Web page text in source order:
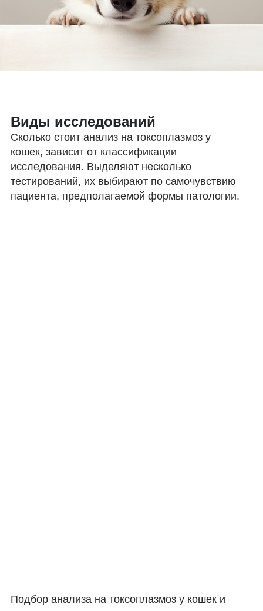
Виды исследований
Сколько стоит анализ на токсоплазмоз у
кошек, зависит от классификации
исследования. Выделяют несколько
тестирований, их выбирают по самочувствию
пациента, предполагаемой формы патологии.
Подбор анализа на токсоплазмоз у кошек и